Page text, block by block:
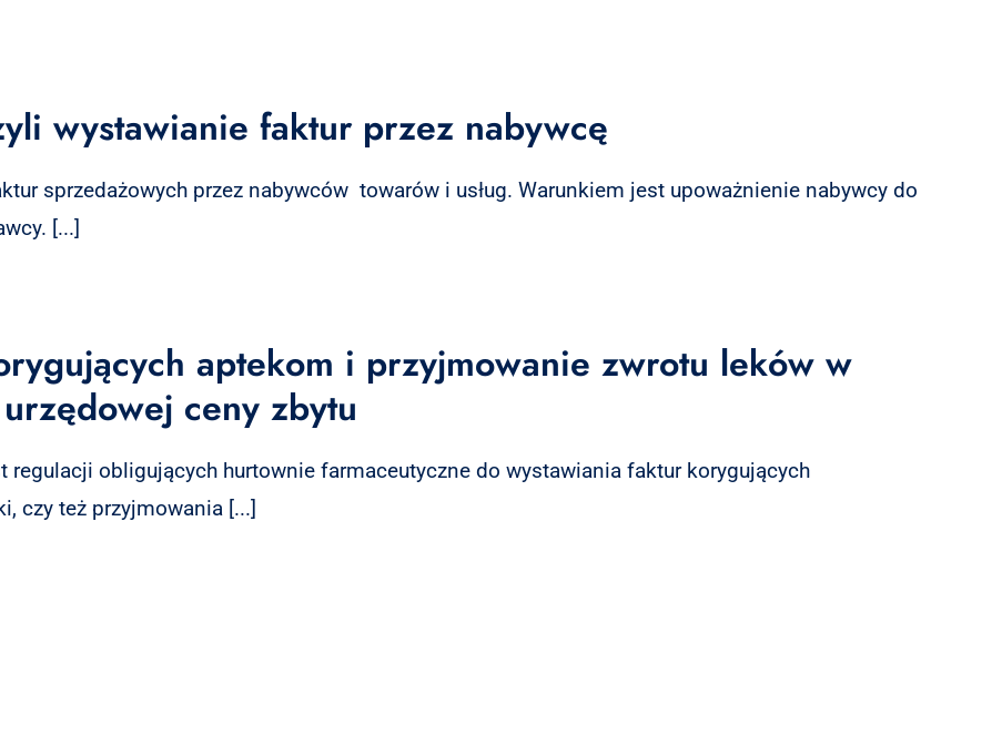
wystawianie faktur przez nabywcę
sprzedażowych przez nabywców towarów i usług. Warunkiem jest upoważnienie nabywcy do
[...]
aptekom i przyjmowanie zwrotu leków w
ceny zbytu
regulacji obligujących hurtownie farmaceutyczne do wystawiania faktur korygujących
czy też przyjmowania [...]